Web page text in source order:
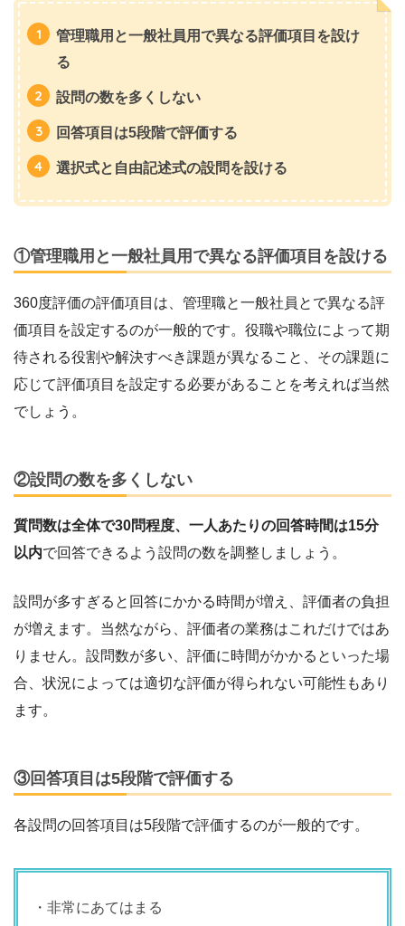
管理職用と一般社員用で異なる評価項目を設け
る
設問の数を多くしない
回答項目は5段階で評価する
選択式と自由記述式の設問を設ける
①管理職用と一般社員用で異なる評価項目を設ける
360度評価の評価項目は、管理職と一般社員とで異なる評
価項目を設定するのが一般的です。役職や職位によって期
待される役割や解決すべき課題が異なること、その課題に
応じて評価項目を設定する必要があることを考えれば当然
でしょう。
②設問の数を多くしない
質問数は全体で30問程度、一人あたりの回答時間は15分
以内で回答できるよう設問の数を調整しましょう。
設問が多すぎると回答にかかる時間が増え、評価者の負担
が増えます。当然ながら、評価者の業務はこれだけではあ
りません。設問数が多い、評価に時間がかかるといった場
合、状況によっては適切な評価が得られない可能性もあり
ます。
③回答項目は5段階で評価する
各設問の回答項目は5段階で評価するのが一般的です。
・非常にあてはまる